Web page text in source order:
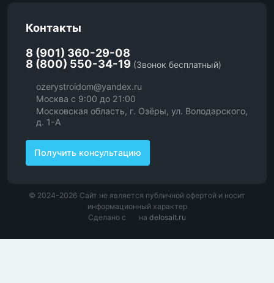
Контакты
8 (901) 360-29-08
8 (800) 550-34-19 (Звонок бесплатный)
ozerystroidom@yandex.ru
Москва с 9:00 до 21:00
Московская область, г. Озёры, ул. Володарского,
д. 1-А
Получить консультацию
© 2024-2026 Сайт не является публичной офертой и носит
информационный характер
Сделано с
на delosait.ru